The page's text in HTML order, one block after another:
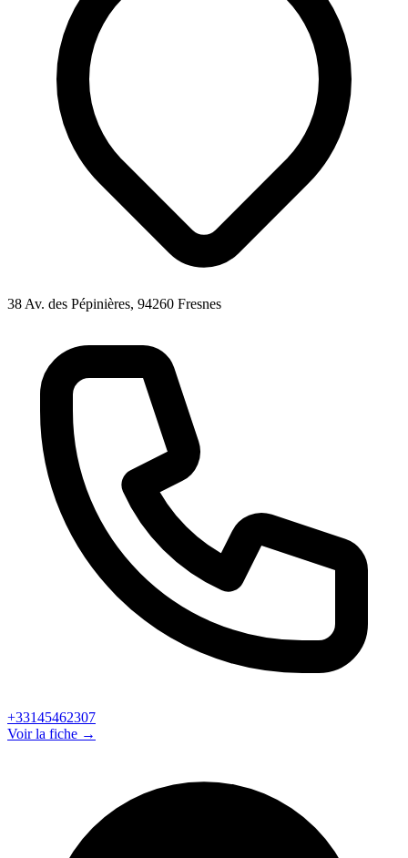
38 Av. des Pépinières, 94260 Fresnes
+33145462307
Voir la fiche →